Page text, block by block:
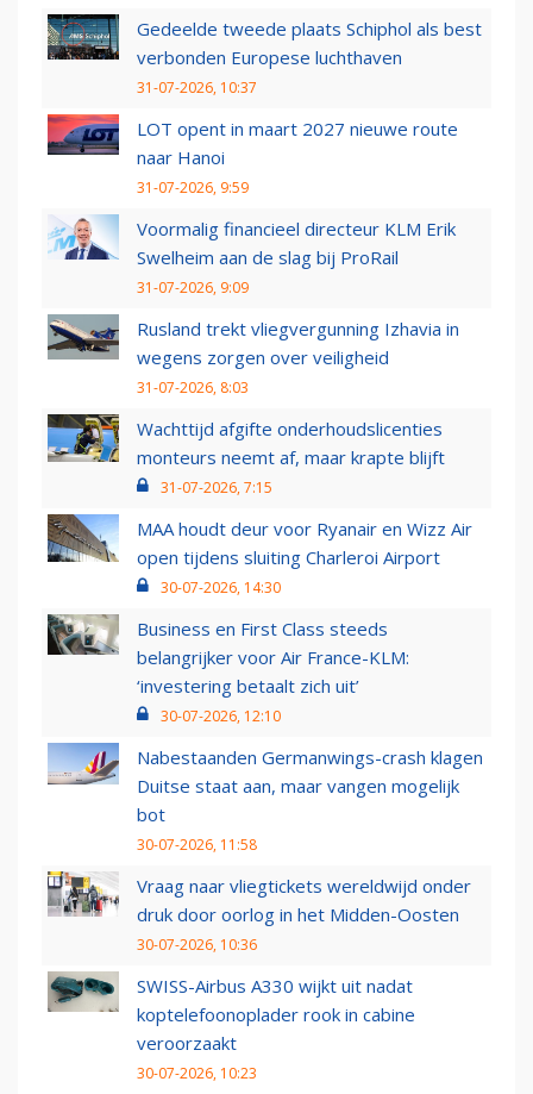
Gedeelde tweede plaats Schiphol als best
verbonden Europese luchthaven
31-07-2026, 10:37
LOT opent in maart 2027 nieuwe route
naar Hanoi
31-07-2026, 9:59
Voormalig financieel directeur KLM Erik
Swelheim aan de slag bij ProRail
31-07-2026, 9:09
Rusland trekt vliegvergunning Izhavia in
wegens zorgen over veiligheid
31-07-2026, 8:03
Wachttijd afgifte onderhoudslicenties
monteurs neemt af, maar krapte blijft
31-07-2026, 7:15
MAA houdt deur voor Ryanair en Wizz Air
open tijdens sluiting Charleroi Airport
30-07-2026, 14:30
Business en First Class steeds
belangrijker voor Air France-KLM:
‘investering betaalt zich uit’
30-07-2026, 12:10
Nabestaanden Germanwings-crash klagen
Duitse staat aan, maar vangen mogelijk
bot
30-07-2026, 11:58
Vraag naar vliegtickets wereldwijd onder
druk door oorlog in het Midden-Oosten
30-07-2026, 10:36
SWISS-Airbus A330 wijkt uit nadat
koptelefoonoplader rook in cabine
veroorzaakt
30-07-2026, 10:23